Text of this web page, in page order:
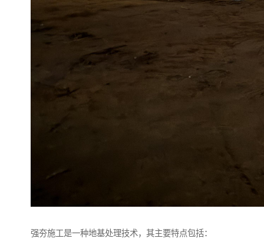
强夯施工是一种地基处理技术，其主要特点包括：